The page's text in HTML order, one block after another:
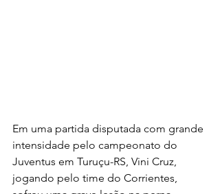
Em uma partida disputada com grande
intensidade pelo campeonato do
Juventus em Turuçu-RS, Vini Cruz,
jogando pelo time do Corrientes,